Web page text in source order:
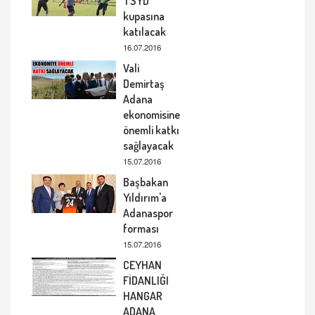
kupasına
katılacak
16.07.2016
Vali
Demirtaş
Adana
ekonomisine
önemli katkı
sağlayacak
15.07.2016
Başbakan
Yıldırım'a
Adanaspor
forması
15.07.2016
CEYHAN
FİDANLIĞI
HANGAR
ADANA